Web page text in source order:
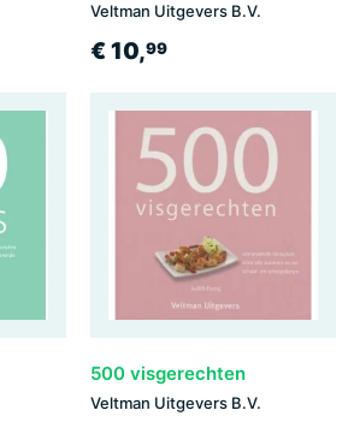
Veltman Uitgevers B.V.
€ 10,99
500 visgerechten
Veltman Uitgevers B.V.